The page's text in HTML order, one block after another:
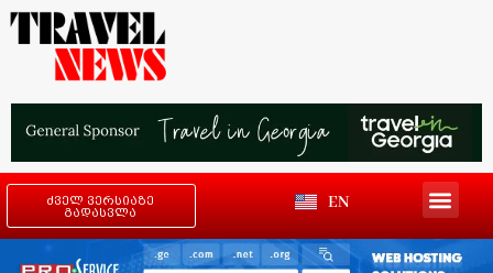
ძველ ვერსიაზე
გადასვლა
EN